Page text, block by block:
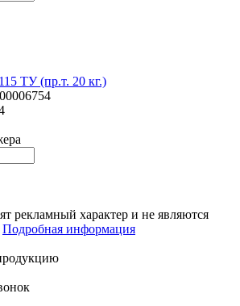
ТУ (пр.т. 20 кг.)
рекламный характер и не являются
Подробная информация